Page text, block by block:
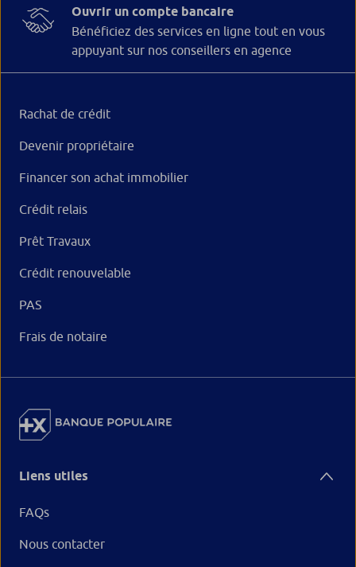
Ouvrir un compte bancaire
Bénéficiez des services en ligne tout en vous
appuyant sur nos conseillers en agence
Rachat de crédit
Devenir propriétaire
Financer son achat immobilier
Crédit relais
Prêt Travaux
Crédit renouvelable
PAS
Frais de notaire
Liens utiles
FAQs
Nous contacter